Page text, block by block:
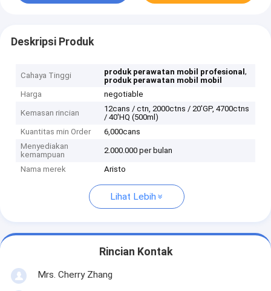
Deskripsi Produk
Cahaya Tinggi produk perawatan mobil profesional,
produk perawatan mobil mobil
Harga
negotiable
Kemasan rincian
12cans / ctn, 2000ctns / 20'GP, 4700ctns
/ 40'HQ (500ml)
Kuantitas min Order
6,000cans
Menyediakan
kemampuan
2.000.000 per bulan
Nama merek Aristo
Lihat Lebih
Rincian Kontak
Mrs. Cherry Zhang